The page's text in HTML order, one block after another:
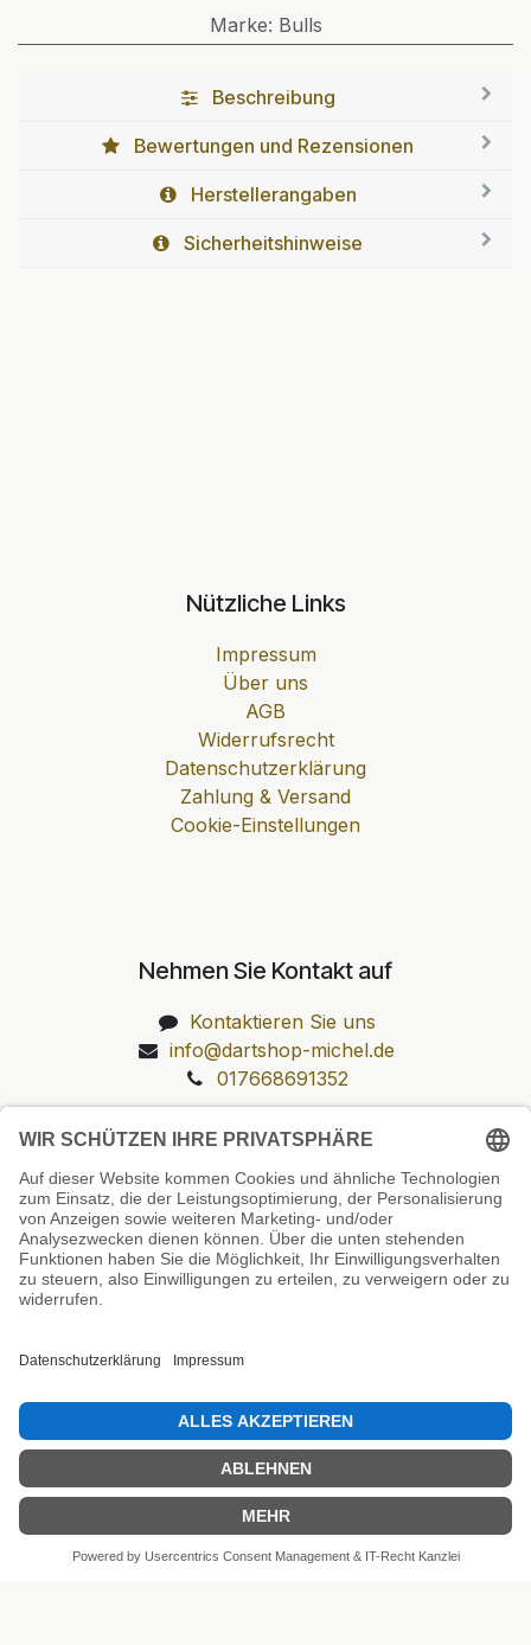
Marke: Bulls
Beschreibung
Bewertungen und Rezensionen
Herstellerangaben
Sicherheitshinweise
Nützliche Links
Impressum
Über uns
AGB
Widerrufsrecht
Datenschutzerklärung
Zahlung & Versand
Cookie-Einstellungen
Nehmen Sie Kontakt auf
Kontaktieren Sie uns
info@dartshop-michel.de
017668691352
Unsere Prüfsiegel